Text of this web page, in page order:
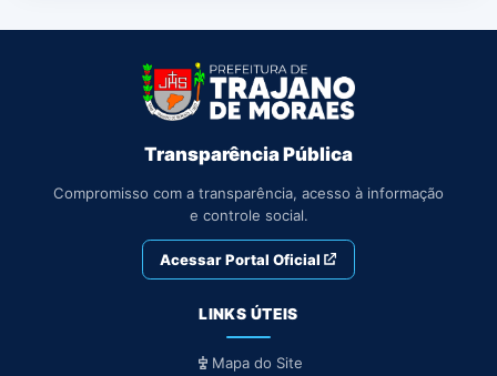
Transparência Pública
Compromisso com a transparência, acesso à informação
e controle social.
Acessar Portal Oficial
LINKS ÚTEIS
Mapa do Site